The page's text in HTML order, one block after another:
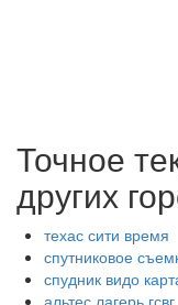
Точное
других
техас сити время
спутниковое
спудник видо
альтес лагерь гсвг